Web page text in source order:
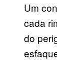
Um
cada
do